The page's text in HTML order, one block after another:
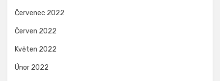
Červenec 2022
Červen 2022
Květen 2022
Únor 2022